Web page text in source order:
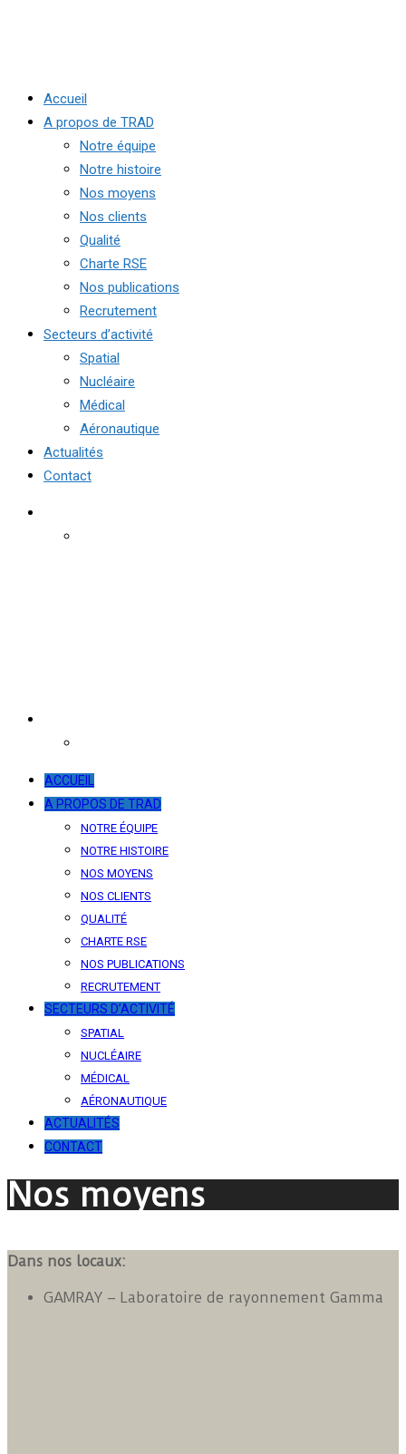
Accueil
A propos de TRAD
Notre équipe
Notre histoire
Nos moyens
Nos clients
Qualité
Charte RSE
Nos publications
Recrutement
Secteurs d’activité
Spatial
Nucléaire
Médical
Aéronautique
Actualités
Contact
ACCUEIL
A PROPOS DE TRAD
NOTRE ÉQUIPE
NOTRE HISTOIRE
NOS MOYENS
NOS CLIENTS
QUALITÉ
CHARTE RSE
NOS PUBLICATIONS
RECRUTEMENT
SECTEURS D’ACTIVITÉ
SPATIAL
NUCLÉAIRE
MÉDICAL
AÉRONAUTIQUE
ACTUALITÉS
CONTACT
Nos moyens
Dans nos locaux:
GAMRAY – Laboratoire de rayonnement Gamma